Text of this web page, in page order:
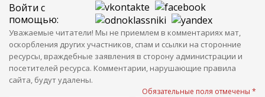
Войти с
помощью:
Уважаемые читатели! Мы не приемлем в комментариях мат,
оскорбления других участников, спам и ссылки на сторонние
ресурсы, враждебные заявления в сторону администрации и
посетителей ресурса. Комментарии, нарушающие правила
сайта, будут удалены.
Обязательные поля отмечены *